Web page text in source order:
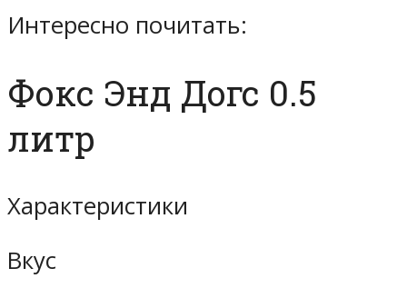
Интересно почитать:
Фокс Энд Догс 0.5
литр
Характеристики
Вкус